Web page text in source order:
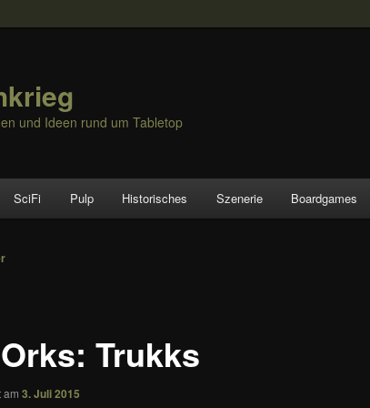
und Ideen rund um Tabletop
SciFi Pulp Historisches Szenerie Boardgames
Trukks
am3. Juli 2015